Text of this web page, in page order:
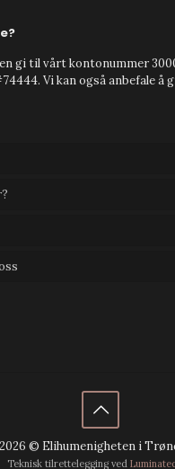
gi til vårt kontonummer
Vi kan også anbefale å
2026 © Elihumenigheten i
Teknisk tilrettelegging ved